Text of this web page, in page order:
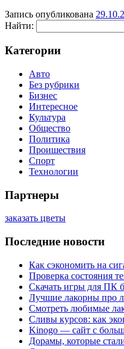
Запись опубликована
Найти:
Категории
Авто
Без рубрики
Бизнес
Интересное
Культура
Общество
Политика
Проишествия
Спорт
Технологии
Партнеры
заказать цветы
Последние новости
Как сэкономить на
Проверка состояния
Скачать игры для ПК
Лучшие лакорны про
Смотреть любимые
Сливы курсов: как
Kinogo — сайт с
Дорамы, которые